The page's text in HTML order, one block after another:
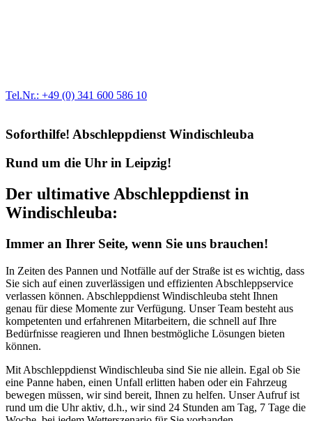
Tel.Nr.: +49 (0) 341 600 586 10
Soforthilfe! Abschleppdienst Windischleuba
Rund um die Uhr in Leipzig!
Der ultimative Abschleppdienst in
Windischleuba:
Immer an Ihrer Seite, wenn Sie uns brauchen!
In Zeiten des Pannen und Notfälle auf der Straße ist es wichtig, dass
Sie sich auf einen zuverlässigen und effizienten Abschleppservice
verlassen können. Abschleppdienst Windischleuba steht Ihnen
genau für diese Momente zur Verfügung. Unser Team besteht aus
kompetenten und erfahrenen Mitarbeitern, die schnell auf Ihre
Bedürfnisse reagieren und Ihnen bestmögliche Lösungen bieten
können.
Mit Abschleppdienst Windischleuba sind Sie nie allein. Egal ob Sie
eine Panne haben, einen Unfall erlitten haben oder ein Fahrzeug
bewegen müssen, wir sind bereit, Ihnen zu helfen. Unser Aufruf ist
rund um die Uhr aktiv, d.h., wir sind 24 Stunden am Tag, 7 Tage die